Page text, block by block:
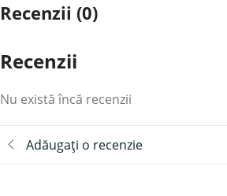
Recenzii (0)
Recenzii
Nu există încă recenzii
Adăugați o recenzie